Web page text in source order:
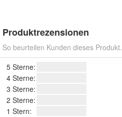
Produktrezensionen
So beurteilen Kunden dieses Produkt.
5 Sterne:
4 Sterne:
3 Sterne:
2 Sterne:
1 Stern: